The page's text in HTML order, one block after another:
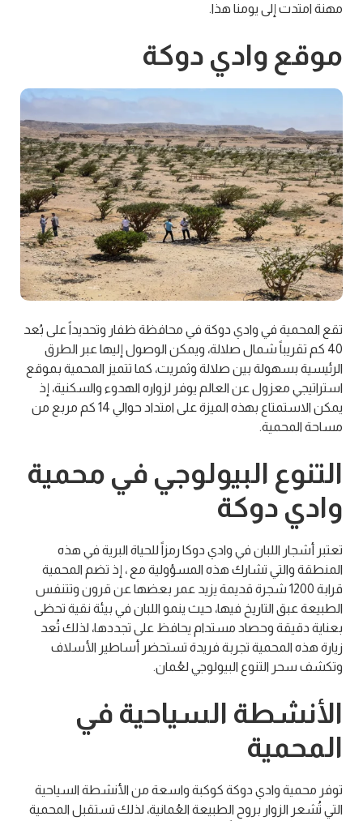
مهنة امتدت إلى يومنا هذا.
موقع وادي دوكة
تقع المحمية في وادي دوكة في محافظة ظفار وتحديداً على بُعد
40 كم تقريباً شمال صلالة، ويمكن الوصول إليها عبر الطرق
الرئيسية بسهولة بين صلالة وثمريت، كما تتميز المحمية بموقع
استراتيجي معزول عن العالم يوفر لزواره الهدوء والسكنية، إذ
يمكن الاستمتاع بهذه الميزة على امتداد حوالي 14 كم مربع من
مساحة المحمية.
التنوع البيولوجي في محمية
وادي دوكة
تعتبر أشجار اللبان في وادي دوكا رمزاً للحياة البرية في هذه
المنطقة والتي تشارك هذه المسؤولية مع ، إذ تضم المحمية
قرابة 1200 شجرة قديمة يزيد عمر بعضها عن قرون وتتنفس
الطبيعة عبق التاريخ فيها، حيث ينمو اللبان في بيئة نقية تحظى
بعناية دقيقة وحصاد مستدام يحافظ على تجددها، لذلك تُعد
زيارة هذه المحمية تجربة فريدة تستحضر أساطير الأسلاف
وتكشف سحر التنوع البيولوجي لعُمان.
الأنشطة السياحية في
المحمية
توفر محمية وادي دوكة كوكبة واسعة من الأنشطة السياحية
التي تُشعر الزوار بروح الطبيعة العُمانية، لذلك تستقبل المحمية